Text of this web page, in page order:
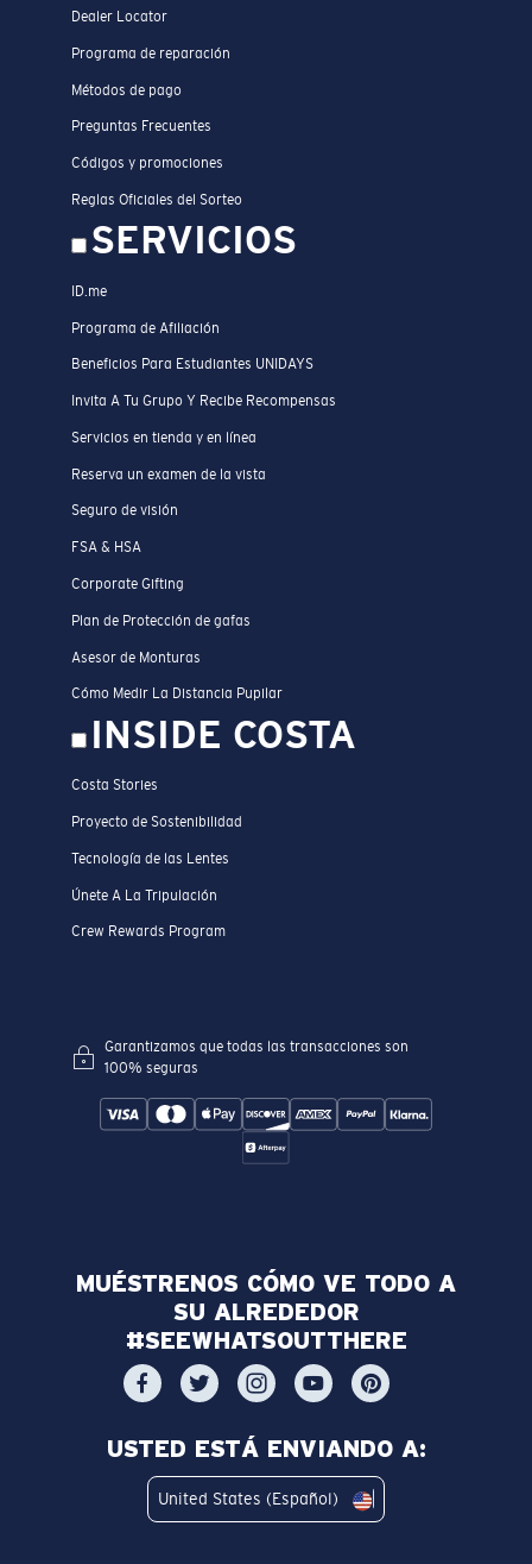
Dealer Locator
Programa de reparación
Métodos de pago
Preguntas Frecuentes
Códigos y promociones
Reglas Oficiales del Sorteo
SERVICIOS
ID.me
Programa de Afiliación
Beneficios Para Estudiantes UNIDAYS
Invita A Tu Grupo Y Recibe Recompensas
Servicios en tienda y en línea
Reserva un examen de la vista
Seguro de visión
FSA & HSA
Corporate Gifting
Plan de Protección de gafas
Asesor de Monturas
Cómo Medir La Distancia Pupilar
INSIDE COSTA
Costa Stories
Proyecto de Sostenibilidad
Tecnología de las Lentes
Únete A La Tripulación
Crew Rewards Program
Garantizamos que todas las transacciones son
100% seguras
MUÉSTRENOS CÓMO VE TODO A
SU ALREDEDOR
#SEEWHATSOUTTHERE
USTED ESTÁ ENVIANDO A:
United States (Español)